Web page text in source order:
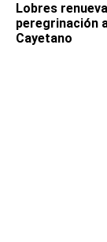
Lobres
peregrinación
Cayetano